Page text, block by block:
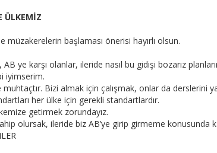
ÜLKEMİZ
müzakerelerin başlaması önerisi hayırlı olsun.
ye karşı olanlar, ileride nasıl bu gidişi bozarız
iyimserim.
Bizi almak için çalışmak, onlar da
her ülke için gerekli standartlardır.
getirmek zorundayız.
olursak, ileride biz AB’ye girip girmeme konusunda